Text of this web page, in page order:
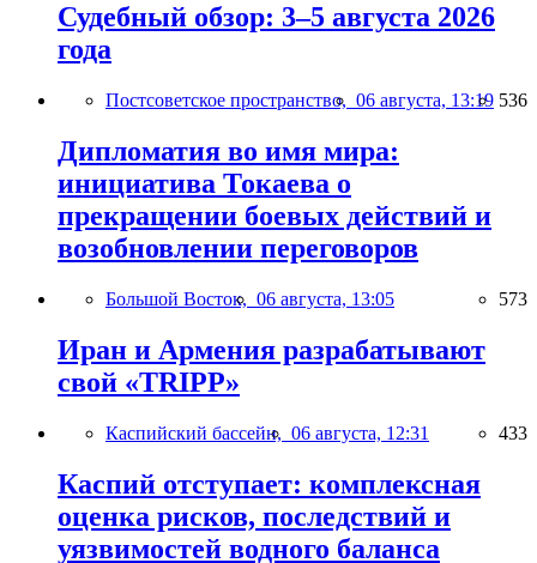
Судебный обзор: 3–5 августа 2026
года
Постсоветское пространство, 06 августа, 13:19 536
Дипломатия во имя мира:
инициатива Токаева о
прекращении боевых действий и
возобновлении переговоров
Большой Восток, 06 августа, 13:05 573
Иран и Армения разрабатывают
свой «TRIPP»
Каспийский бассейн, 06 августа, 12:31 433
Каспий отступает: комплексная
оценка рисков, последствий и
уязвимостей водного баланса